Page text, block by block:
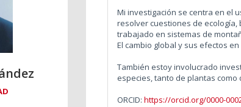
Mi investigación se centra en el
resolver cuestiones de ecología,
trabajado en sistemas de
El cambio global y sus efectos
También estoy involucrado
especies, tanto de plantas como
ORCID: https://orcid.org/0000-